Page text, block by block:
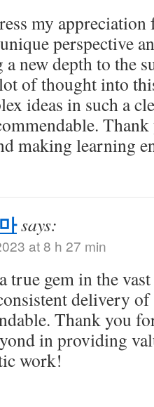
my
perspective
new depth to the
of thought into
ideas in such a
making learning
says:
at 8 h 27 min
true gem in the
delivery
Thank you
in providing
work!